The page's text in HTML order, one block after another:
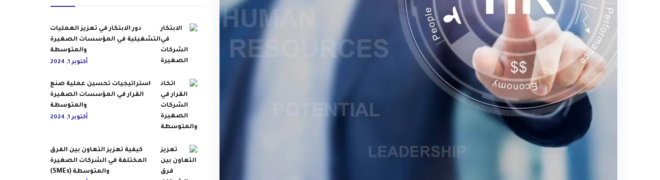
دور الابتكار في تعزيز العمليات
التشغيلية في المؤسسات الصغيرة
والمتوسطة
أكتوبر 1, 2024
استراتيجيات تحسين عملية صنع
القرار في المؤسسات الصغيرة
والمتوسطة
أكتوبر 1, 2024
كيفية تعزيز التعاون بين الفرق
المختلفة في الشركات الصغيرة
والمتوسطة (SMEs)